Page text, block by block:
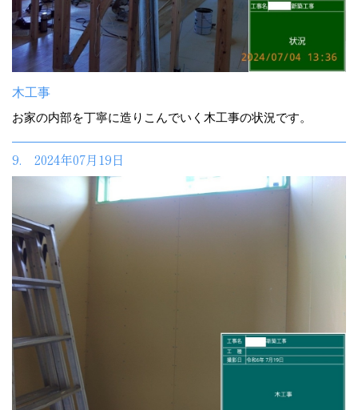
木工事
お家の内部を丁寧に造りこんでいく木工事の状況です。
9. 2024年07月19日